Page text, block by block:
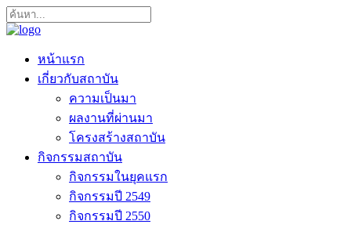
หน้าแรก
เกี่ยวกับสถาบัน
ความเป็นมา
ผลงานที่ผ่านมา
โครงสร้างสถาบัน
กิจกรรมสถาบัน
กิจกรรมในยุคแรก
กิจกรรมปี 2549
กิจกรรมปี 2550